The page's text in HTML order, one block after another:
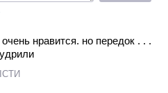
нравится. но передок . . .